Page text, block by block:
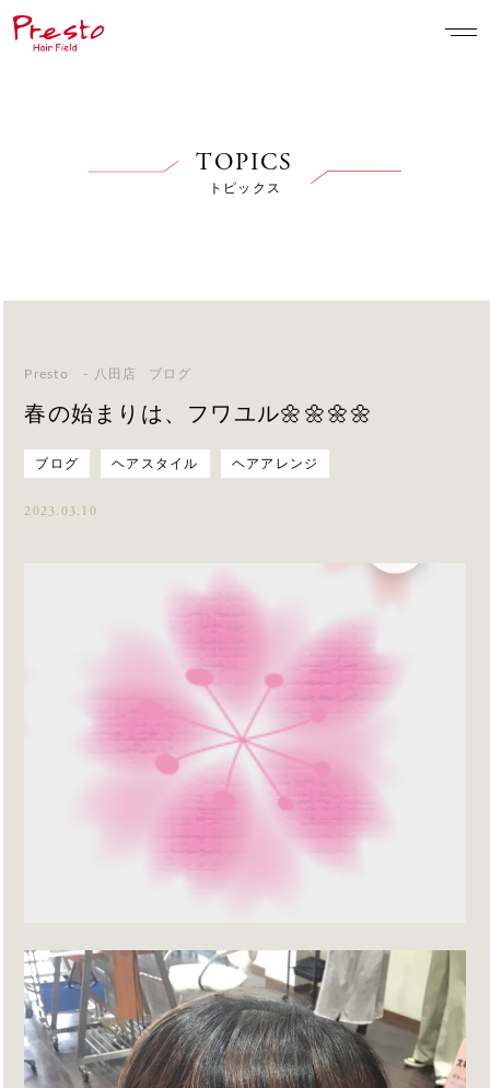
TOPICS
トピックス
Presto - 八田店 ブログ
春の始まりは、フワユル🌼🌼🌼🌼
ブログ ヘアスタイル ヘアアレンジ
2023.03.10